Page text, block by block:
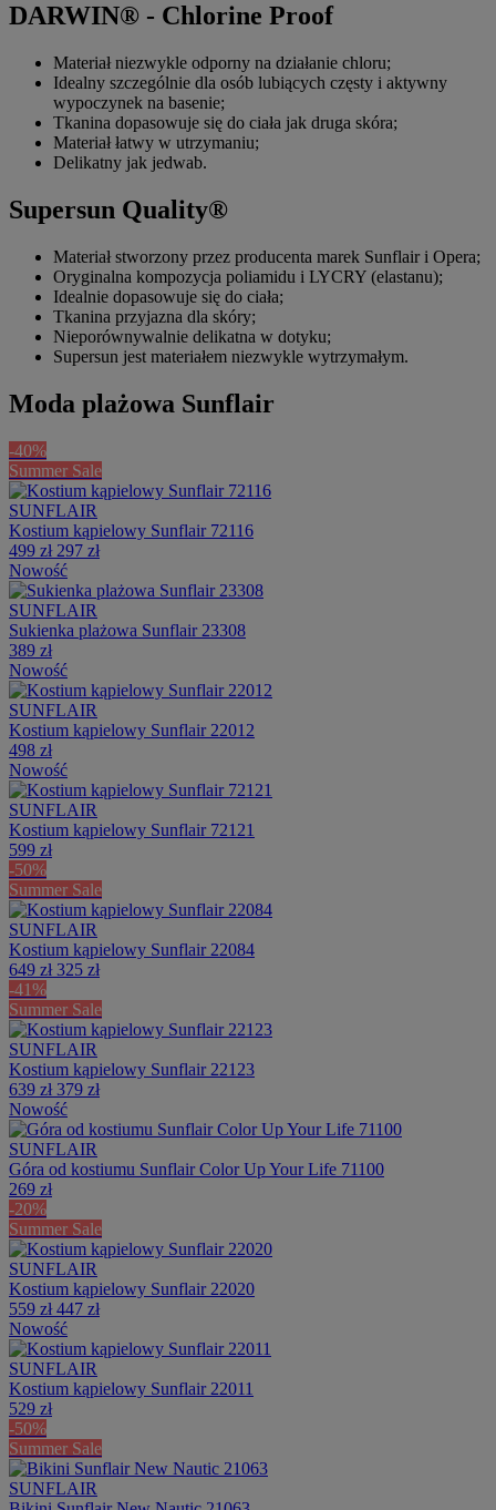
DARWIN® - Chlorine Proof
Materiał niezwykle odporny na działanie chloru;
Idealny szczególnie dla osób lubiących częsty i aktywny
wypoczynek na basenie;
Tkanina dopasowuje się do ciała jak druga skóra;
Materiał łatwy w utrzymaniu;
Delikatny jak jedwab.
Supersun Quality®
Materiał stworzony przez producenta marek Sunflair i Opera;
Oryginalna kompozycja poliamidu i LYCRY (elastanu);
Idealnie dopasowuje się do ciała;
Tkanina przyjazna dla skóry;
Nieporównywalnie delikatna w dotyku;
Supersun jest materiałem niezwykle wytrzymałym.
Moda plażowa Sunflair
-40%
Summer Sale
SUNFLAIR
Kostium kąpielowy Sunflair 72116
499 zł 297 zł
Nowość
SUNFLAIR
Sukienka plażowa Sunflair 23308
389 zł
Nowość
SUNFLAIR
Kostium kąpielowy Sunflair 22012
498 zł
Nowość
SUNFLAIR
Kostium kąpielowy Sunflair 72121
599 zł
-50%
Summer Sale
SUNFLAIR
Kostium kąpielowy Sunflair 22084
649 zł 325 zł
-41%
Summer Sale
SUNFLAIR
Kostium kąpielowy Sunflair 22123
639 zł 379 zł
Nowość
SUNFLAIR
Góra od kostiumu Sunflair Color Up Your Life 71100
269 zł
-20%
Summer Sale
SUNFLAIR
Kostium kąpielowy Sunflair 22020
559 zł 447 zł
Nowość
SUNFLAIR
Kostium kąpielowy Sunflair 22011
529 zł
-50%
Summer Sale
SUNFLAIR